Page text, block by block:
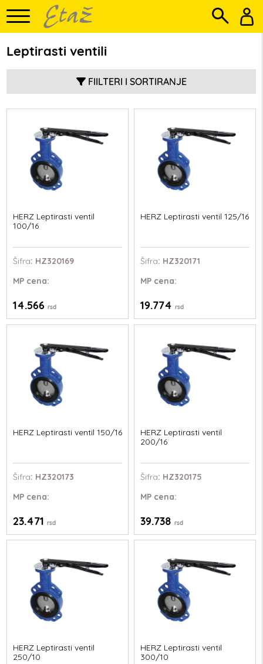
Leptirasti ventili
FIILTERI I SORTIRANJE
HERZ Leptirasti ventil
100/16
Šifra: HZ320169
MP cena:
14.566rsd
HERZ Leptirasti ventil 125/16
Šifra: HZ320171
MPcena:
19.774 rsd
HERZ Leptirasti ventil 150/16
Šifra: HZ320173
MP cena:
23.471rsd
HERZ Leptirasti ventil
200/16
Šifra: HZ320175
MPcena:
39.738 rsd
HERZ Leptirasti ventil
250/10
HERZ Leptirasti ventil
300/10